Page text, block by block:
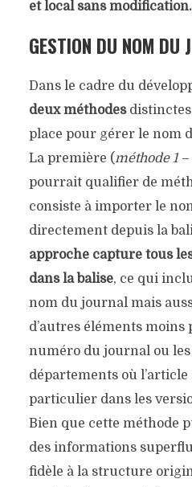
et local sans modification.
GESTION DU NOM DU
Dans le cadre du
deux méthodesdistinctes
place pour gérer le nom
La première (méthode 1
pourrait qualifier de
consiste à importer le
directement depuis la
approche capture tous
dans la balise, ce qui
nom du journal mais
d’autres éléments
numéro du journal ou les
départements où l’article
particulier dans les
Bien que cette méthode
des informations
fidèle à la structure